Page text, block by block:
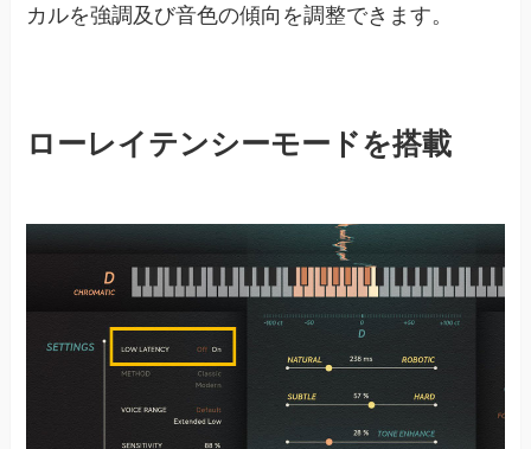
カルを強調及び音色の傾向を調整できます。
ローレイテンシーモードを搭載